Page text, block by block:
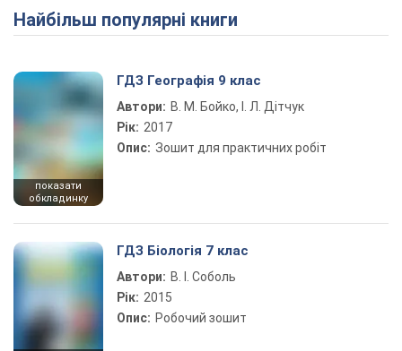
Найбільш популярні книги
показати
обкладинку
ГДЗ Географія 9 клас
Автори: В. М. Бойко, І. Л. Дітчук
Рік: 2017
Опис: Зошит для практичних робіт
ГДЗ Біологія 7 клас
Автори: В. І. Соболь
Рік: 2015
Опис: Робочий зошит